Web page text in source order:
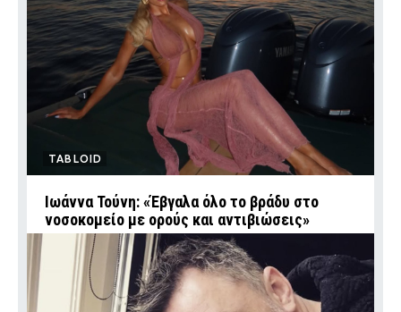
TABLOID
Ιωάννα Τούνη: «Έβγαλα όλο το βράδυ στο
νοσοκομείο με ορούς και αντιβιώσεις»